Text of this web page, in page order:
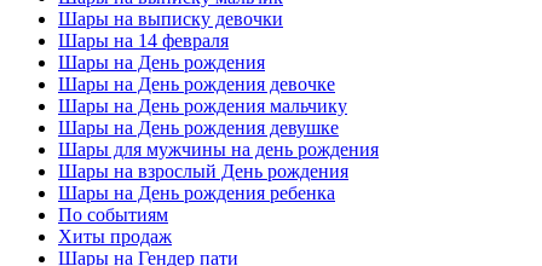
Шары на выписку девочки
Шары на 14 февраля
Шары на День рождения
Шары на День рождения девочке
Шары на День рождения мальчику
Шары на День рождения девушке
Шары для мужчины на день рождения
Шары на взрослый День рождения
Шары на День рождения ребенка
По событиям
Хиты продаж
Шары на Гендер пати